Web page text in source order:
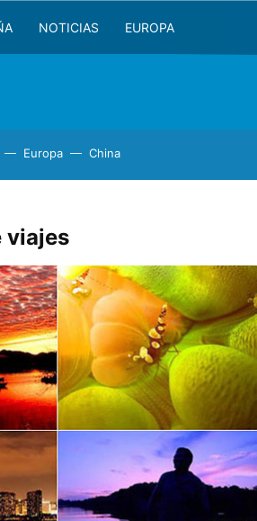
NOTICIAS EUROPA
Europa China
viajes